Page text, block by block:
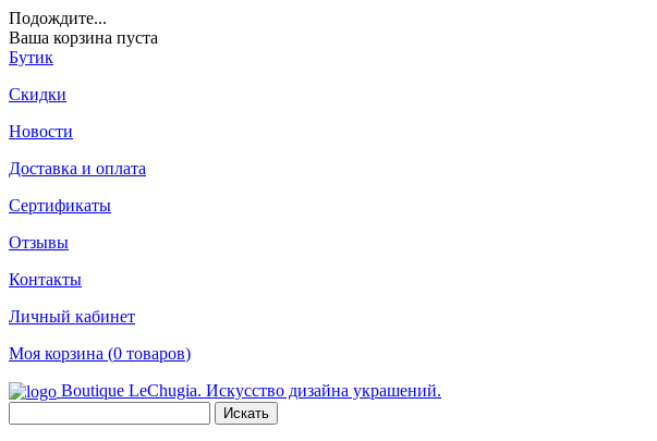
Подождите...
Ваша корзина пуста
Бутик
Скидки
Новости
Доставка и оплата
Сертификаты
Отзывы
Контакты
Личный кабинет
Моя корзина (0 товаров)
Boutique LeChugia. Искусство дизайна украшений.